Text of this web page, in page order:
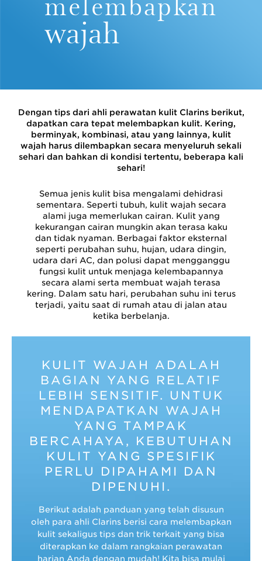
wajah
Dengan tips dari ahli perawatan kulit Clarins berikut,
dapatkan cara tepat melembapkan kulit. Kering,
berminyak, kombinasi, atau yang lainnya, kulit
wajah harus dilembapkan secara menyeluruh sekali
sehari dan bahkan di kondisi tertentu, beberapa kali
sehari!
Semua jenis kulit bisa mengalami dehidrasi
sementara. Seperti tubuh, kulit wajah secara
alami juga memerlukan cairan. Kulit yang
kekurangan cairan mungkin akan terasa kaku
dan tidak nyaman. Berbagai faktor eksternal
seperti perubahan suhu, hujan, udara dingin,
udara dari AC, dan polusi dapat mengganggu
fungsi kulit untuk menjaga kelembapannya
secara alami serta membuat wajah terasa
kering. Dalam satu hari, perubahan suhu ini terus
terjadi, yaitu saat di rumah atau di jalan atau
ketika berbelanja.
KULIT WAJAH ADALAH
BAGIAN YANG RELATIF
LEBIH SENSITIF. UNTUK
MENDAPATKAN WAJAH
YANG TAMPAK
BERCAHAYA, KEBUTUHAN
KULIT YANG SPESIFIK
PERLU DIPAHAMI DAN
DIPENUHI.
Berikut adalah panduan yang telah disusun
oleh para ahli Clarins berisi cara melembapkan
kulit sekaligus tips dan trik terkait yang bisa
diterapkan ke dalam rangkaian perawatan
harian Anda dengan mudah! Kita bisa mulai